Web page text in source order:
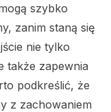
szybko
zanim staną się
nie tylko
także zapewnia
podkreślić, że
z zachowaniem